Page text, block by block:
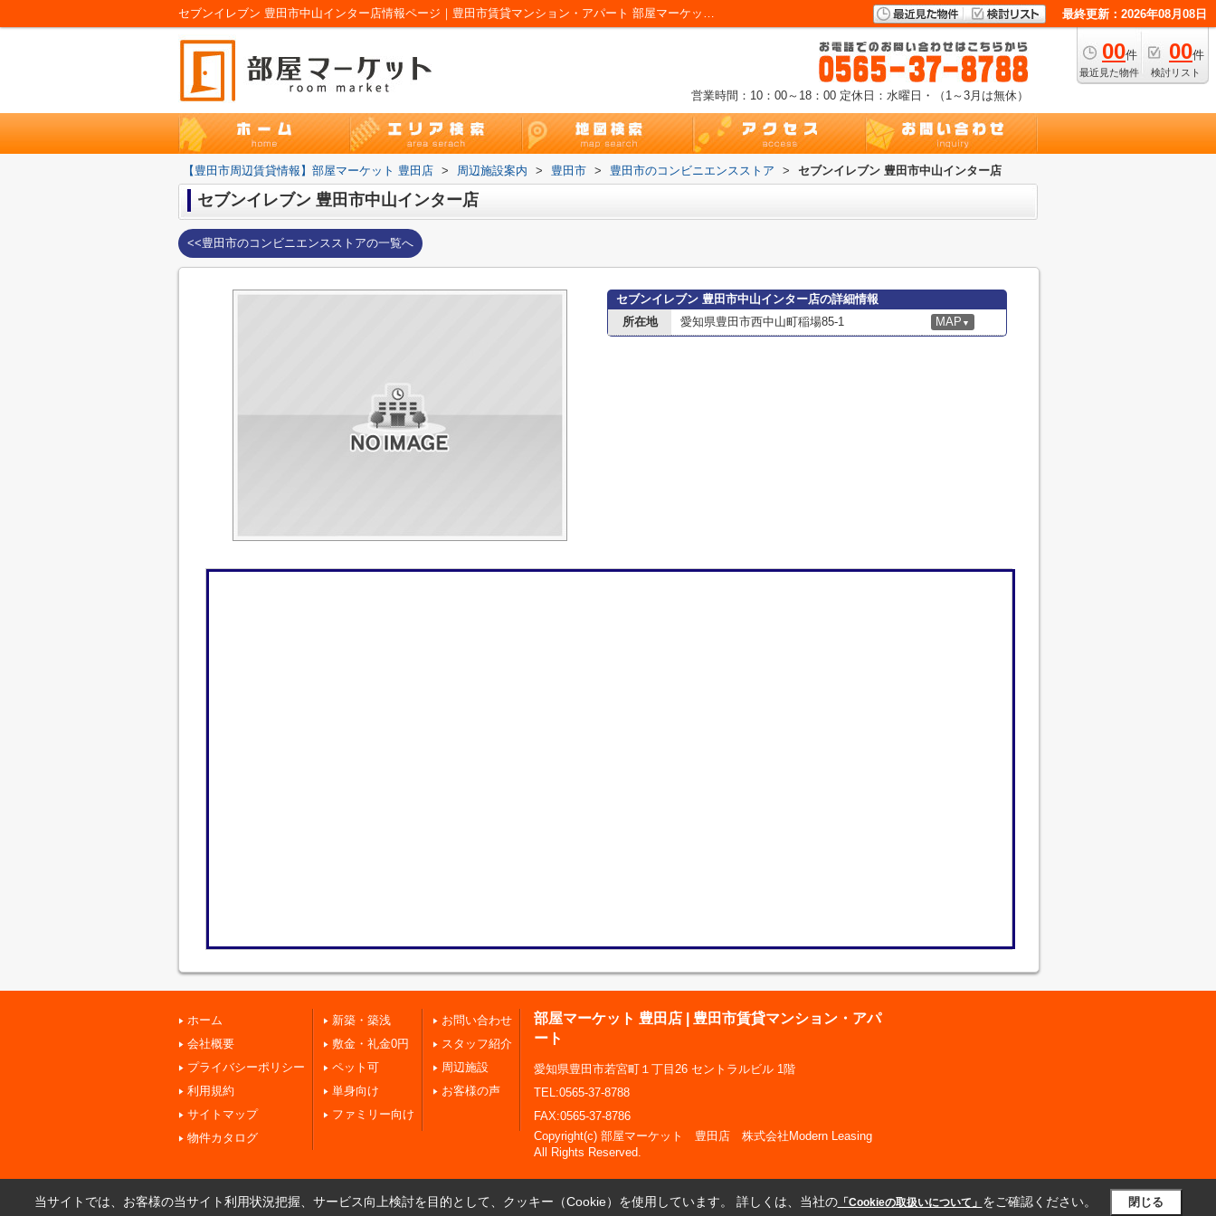
セブンイレブン 豊田市中山インター店情報ページ｜豊田市賃貸マンション・アパート 部屋マーケット 豊田店 最終更新：2026年08月08日
00件
最近見た物件
00件
検討リスト
営業時間：10：00～18：00 定休日：水曜日・（1～3月は無休）
【豊田市周辺賃貸情報】部屋マーケット 豊田店 > 周辺施設案内 > 豊田市 > 豊田市のコンビニエンスストア > セブンイレブン 豊田市中山インター店
セブンイレブン 豊田市中山インター店
<<豊田市のコンビニエンスストアの一覧へ
セブンイレブン 豊田市中山インター店の詳細情報
所在地
愛知県豊田市西中山町稲場85-1 MAP ▼
ホーム
会社概要
プライバシーポリシー
利用規約
サイトマップ
物件カタログ
新築・築浅
敷金・礼金0円
ペット可
単身向け
ファミリー向け
お問い合わせ
スタッフ紹介
周辺施設
お客様の声
部屋マーケット 豊田店 | 豊田市賃貸マンション・アパ
ート
愛知県豊田市若宮町１丁目26 セントラルビル 1階
TEL:0565-37-8788
FAX:0565-37-8786
Copyright(c) 部屋マーケット 豊田店 株式会社Modern Leasing
All Rights Reserved.
当サイトでは、お客様の当サイト利用状況把握、サービス向上検討を目的として、クッキー（Cookie）を使用しています。 詳しくは、当社の「Cookieの取扱いについて」 をご確認ください。 閉じる